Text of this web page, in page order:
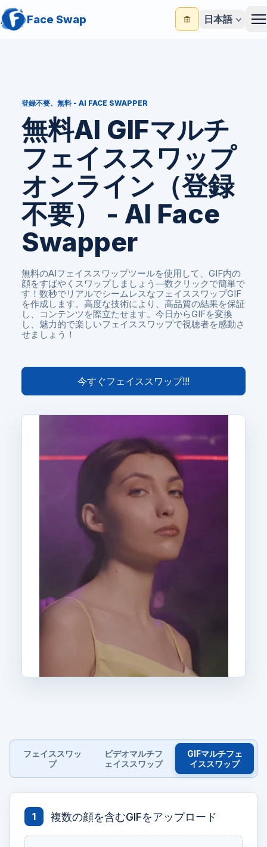
Face Swap 日本語
登録不要、無料 - AI FACE SWAPPER
無料AI GIFマルチ
フェイススワップ
オンライン（登録
不要） - AI Face
Swapper
無料のAIフェイススワップツールを使用して、GIF内の
顔をすばやくスワップしましょう—数クリックで簡単で
す！数秒でリアルでシームレスなフェイススワップGIF
を作成します。高度な技術により、高品質の結果を保証
し、コンテンツを際立たせます。今日からGIFを変換
し、魅力的で楽しいフェイススワップで視聴者を感動さ
せましょう！
今すぐフェイススワップ!!!
フェイススワッ
プ
ビデオマルチフ
ェイススワップ
GIFマルチフェ
イススワップ
1 複数の顔を含むGIFをアップロード